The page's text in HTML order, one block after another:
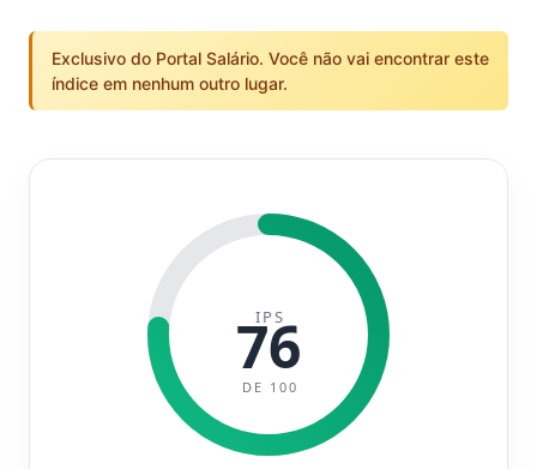
Exclusivo do Portal Salário. Você não vai encontrar este
índice em nenhum outro lugar.
IPS
76
DE 100